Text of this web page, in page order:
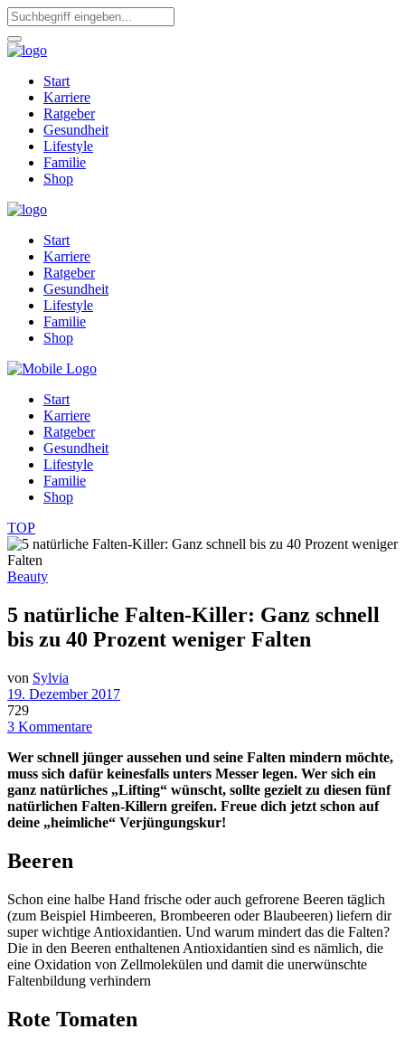
Start
Karriere
Ratgeber
Gesundheit
Lifestyle
Familie
Shop
Start
Karriere
Ratgeber
Gesundheit
Lifestyle
Familie
Shop
Start
Karriere
Ratgeber
Gesundheit
Lifestyle
Familie
Shop
TOP
Beauty
5 natürliche Falten-Killer: Ganz schnell
bis zu 40 Prozent weniger Falten
von Sylvia
19. Dezember 2017
729
3 Kommentare
Wer schnell jünger aussehen und seine Falten mindern möchte,
muss sich dafür keinesfalls unters Messer legen. Wer sich ein
ganz natürliches „Lifting“ wünscht, sollte gezielt zu diesen fünf
natürlichen Falten-Killern greifen. Freue dich jetzt schon auf
deine „heimliche“ Verjüngungskur!
Beeren
Schon eine halbe Hand frische oder auch gefrorene Beeren täglich
(zum Beispiel Himbeeren, Brombeeren oder Blaubeeren) liefern dir
super wichtige Antioxidantien. Und warum mindert das die Falten?
Die in den Beeren enthaltenen Antioxidantien sind es nämlich, die
eine Oxidation von Zellmolekülen und damit die unerwünschte
Faltenbildung verhindern
Rote Tomaten